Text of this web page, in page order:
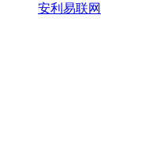
安利易联网